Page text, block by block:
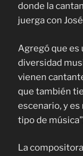
donde la
juerga con
Agregó que es
diversidad
vienen
que también
escenario, y
tipo de
La